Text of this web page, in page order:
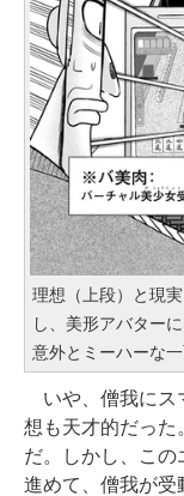
理想（上段）と現
し、美形アバター
意外とミーハーな
いや、僧我にス
想も天才的だった
だ。しかし、この
進めて、僧我が受